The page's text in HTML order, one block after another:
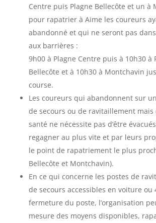
Centre puis Plagne Bellecôte et un à
pour rapatrier à Aime les coureurs
abandonné et qui ne seront pas
aux barrières :
9h00 à Plagne Centre puis à 10h30 à
Bellecôte et à 10h30 à Montchavin
course.
Les coureurs qui abandonnent sur
de secours ou de ravitaillement mais
santé ne nécessite pas d’être
regagner au plus vite et par leurs
le point de rapatriement le plus
Bellecôte et Montchavin).
En ce qui concerne les postes de
de secours accessibles en voiture ou
fermeture du poste, l’organisation
mesure des moyens disponibles,